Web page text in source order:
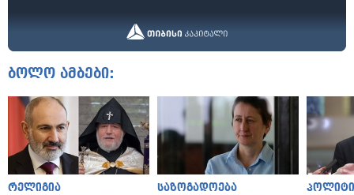
ბოლო ამბები:
რელიგია საზოგადოება